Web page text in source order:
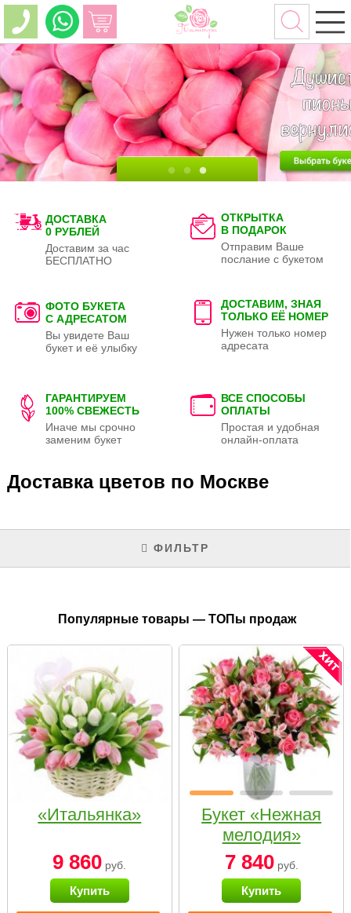
ДОСТАВКА
0 РУБЛЕЙ
Доставим за час
БЕСПЛАТНО
ОТКРЫТКА
В ПОДАРОК
Отправим Ваше
послание с букетом
ФОТО БУКЕТА
С АДРЕСАТОМ
Вы увидете Ваш
букет и её улыбку
ДОСТАВИМ, ЗНАЯ
ТОЛЬКО ЕЁ НОМЕР
Нужен только номер
адресата
ГАРАНТИРУЕМ
100% СВЕЖЕСТЬ
Иначе мы срочно
заменим букет
ВСЕ СПОСОБЫ
ОПЛАТЫ
Простая и удобная
онлайн-оплата
Доставка цветов по Москве
ФИЛЬТР
Популярные товары — ТОПы продаж
«Итальянка»
9 860 руб.
Купить
Букет «Нежная
мелодия»
7 840руб.
Купить